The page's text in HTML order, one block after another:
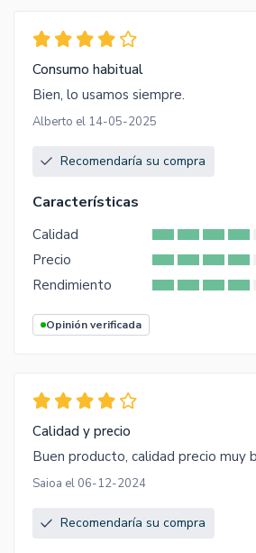
Consumo habitual
Bien, lo usamos siempre.
Alberto el 14-05-2025
Recomendaría su compra
Características
Calidad
Precio
Rendimiento
Opinión verificada
Calidad y precio
Buen producto, calidad precio muy
Saioa el 06-12-2024
Recomendaría su compra